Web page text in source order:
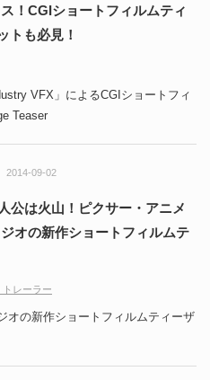
！CGIショートフィルムティ
トも必見！
VFX」によるCGIショートフィ
Teaser
2014-09-02
公は火山！ピクサー・アニメ
オの新作ショートフィルムテ
トレーラー
オの新作ショートフィルムティーザ